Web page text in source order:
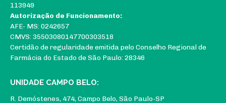
113949
Autorização de Funcionamento:
AFE- MS: 0242657
CMVS: 35503080147700303518
Certidão de regularidade emitida pelo Conselho Regional de
Farmácia do Estado de São Paulo: 28346
UNIDADE CAMPO BELO:
R. Demóstenes, 474, Campo Belo, São Paulo-SP